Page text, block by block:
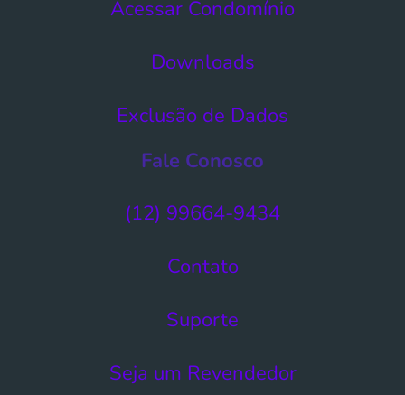
Acessar Condomínio​
Downloads
Exclusão de Dados​
Fale Conosco
(12) 99664-9434
Contato
Suporte
Seja um Revendedor